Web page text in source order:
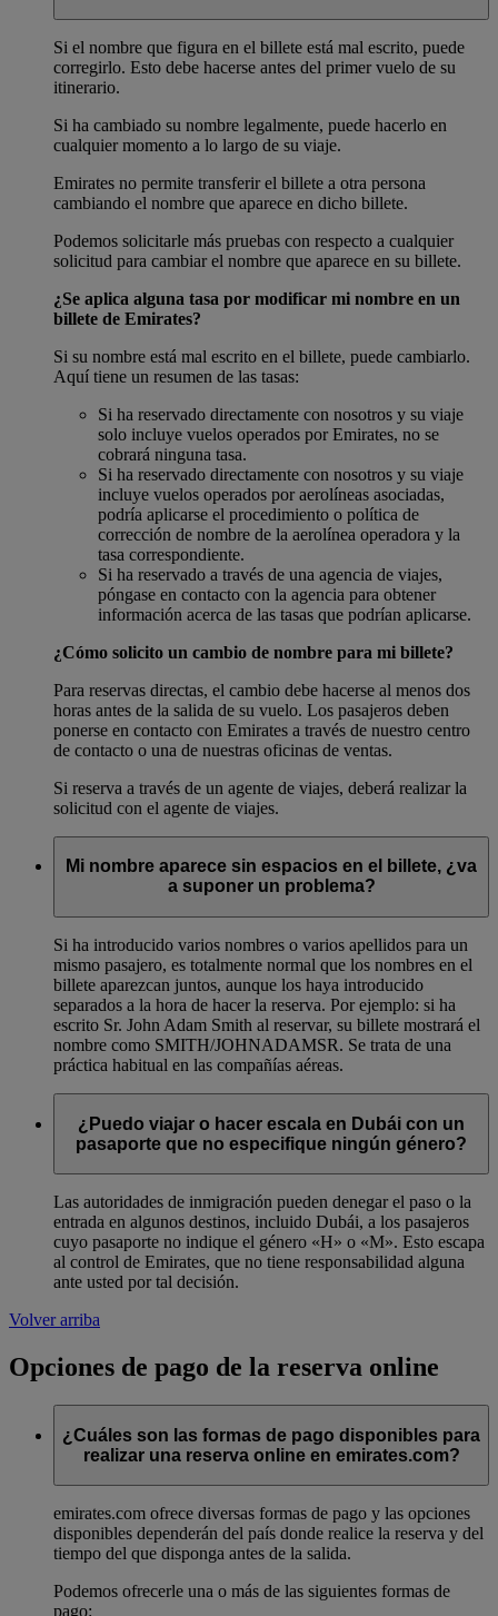
Si el nombre que figura en el billete está mal escrito, puede
corregirlo. Esto debe hacerse antes del primer vuelo de su
itinerario.
Si ha cambiado su nombre legalmente, puede hacerlo en
cualquier momento a lo largo de su viaje.
Emirates no permite transferir el billete a otra persona
cambiando el nombre que aparece en dicho billete.
Podemos solicitarle más pruebas con respecto a cualquier
solicitud para cambiar el nombre que aparece en su billete.
¿Se aplica alguna tasa por modificar mi nombre en un
billete de Emirates?
Si su nombre está mal escrito en el billete, puede cambiarlo.
Aquí tiene un resumen de las tasas:
Si ha reservado directamente con nosotros y su viaje
solo incluye vuelos operados por Emirates, no se
cobrará ninguna tasa.
Si ha reservado directamente con nosotros y su viaje
incluye vuelos operados por aerolíneas asociadas,
podría aplicarse el procedimiento o política de
corrección de nombre de la aerolínea operadora y la
tasa correspondiente.
Si ha reservado a través de una agencia de viajes,
póngase en contacto con la agencia para obtener
información acerca de las tasas que podrían aplicarse.
¿Cómo solicito un cambio de nombre para mi billete?
Para reservas directas, el cambio debe hacerse al menos dos
horas antes de la salida de su vuelo. Los pasajeros deben
ponerse en contacto con Emirates a través de nuestro centro
de contacto o una de nuestras oficinas de ventas.
Si reserva a través de un agente de viajes, deberá realizar la
solicitud con el agente de viajes.
Mi nombre aparece sin espacios en el billete, ¿va
a suponer un problema?
Si ha introducido varios nombres o varios apellidos para un
mismo pasajero, es totalmente normal que los nombres en el
billete aparezcan juntos, aunque los haya introducido
separados a la hora de hacer la reserva. Por ejemplo: si ha
escrito Sr. John Adam Smith al reservar, su billete mostrará el
nombre como SMITH/JOHNADAMSR. Se trata de una
práctica habitual en las compañías aéreas.
¿Puedo viajar o hacer escala en Dubái con un
pasaporte que no especifique ningún género?
Las autoridades de inmigración pueden denegar el paso o la
entrada en algunos destinos, incluido Dubái, a los pasajeros
cuyo pasaporte no indique el género «H» o «M». Esto escapa
al control de Emirates, que no tiene responsabilidad alguna
ante usted por tal decisión.
Volver arriba
Opciones de pago de la reserva online
¿Cuáles son las formas de pago disponibles para
realizar una reserva online en emirates.com?
emirates.com ofrece diversas formas de pago y las opciones
disponibles dependerán del país donde realice la reserva y del
tiempo del que disponga antes de la salida.
Podemos ofrecerle una o más de las siguientes formas de
pago: